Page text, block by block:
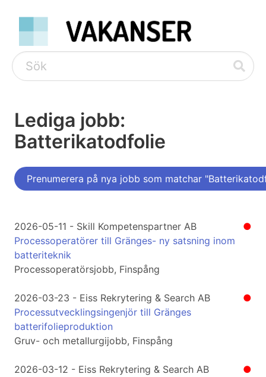
Lediga jobb:
Batterikatodfolie
Prenumerera på nya jobb som matchar
●
2026-05-11 - Skill Kompetenspartner AB
Processoperatörer till Gränges- ny satsning inom
batteriteknik
Processoperatörsjobb, Finspång
●
2026-03-23 - Eiss Rekrytering & Search AB
Processutvecklingsingenjör till Gränges
batterifolieproduktion
Gruv- och metallurgijobb, Finspång
●
2026-03-12 - Eiss Rekrytering & Search AB